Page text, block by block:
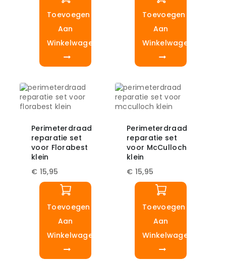
Toevoegen
Aan
Winkelwagen
Toevoegen
Aan
Winkelwagen
Perimeterdraad
reparatie set
voor Florabest
klein
€ 15,95
Toevoegen
Aan
Winkelwagen
Perimeterdraad
reparatie set
voor McCulloch
klein
€ 15,95
Toevoegen
Aan
Winkelwagen